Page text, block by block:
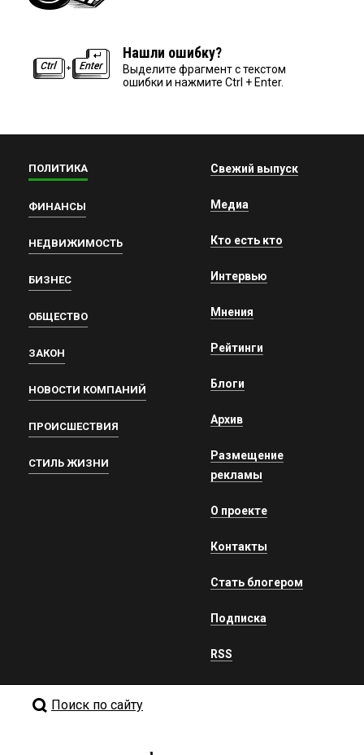
Нашли ошибку?
Выделите фрагмент с текстом
ошибки и нажмите Ctrl + Enter.
ПОЛИТИКА
ФИНАНСЫ
НЕДВИЖИМОСТЬ
БИЗНЕС
ОБЩЕСТВО
ЗАКОН
НОВОСТИ КОМПАНИЙ
ПРОИСШЕСТВИЯ
СТИЛЬ ЖИЗНИ
Свежий выпуск
Медиа
Кто есть кто
Интервью
Мнения
Рейтинги
Блоги
Архив
Размещение
рекламы
О проекте
Контакты
Стать блогером
Подписка
RSS
Поиск по сайту